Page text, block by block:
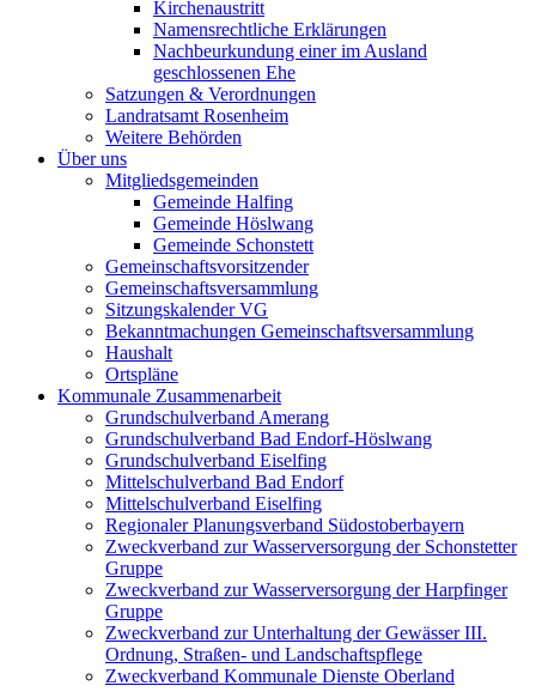
Kirchenaustritt
Namensrechtliche Erklärungen
Nachbeurkundung einer im Ausland
geschlossenen Ehe
Satzungen & Verordnungen
Landratsamt Rosenheim
Weitere Behörden
Über uns
Mitgliedsgemeinden
Gemeinde Halfing
Gemeinde Höslwang
Gemeinde Schonstett
Gemeinschaftsvorsitzender
Gemeinschaftsversammlung
Sitzungskalender VG
Bekanntmachungen Gemeinschaftsversammlung
Haushalt
Ortspläne
Kommunale Zusammenarbeit
Grundschulverband Amerang
Grundschulverband Bad Endorf-Höslwang
Grundschulverband Eiselfing
Mittelschulverband Bad Endorf
Mittelschulverband Eiselfing
Regionaler Planungsverband Südostoberbayern
Zweckverband zur Wasserversorgung der Schonstetter
Gruppe
Zweckverband zur Wasserversorgung der Harpfinger
Gruppe
Zweckverband zur Unterhaltung der Gewässer III.
Ordnung, Straßen- und Landschaftspflege
Zweckverband Kommunale Dienste Oberland